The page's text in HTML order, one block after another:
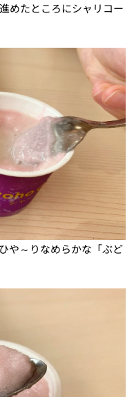
めたところにシャリコー
～りなめらかな「ぶど